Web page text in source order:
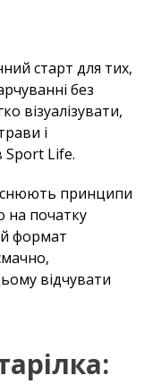
старт для тих,
без
візуалізувати,
і
Sport Life.
принципи
на початку
формат
відчувати